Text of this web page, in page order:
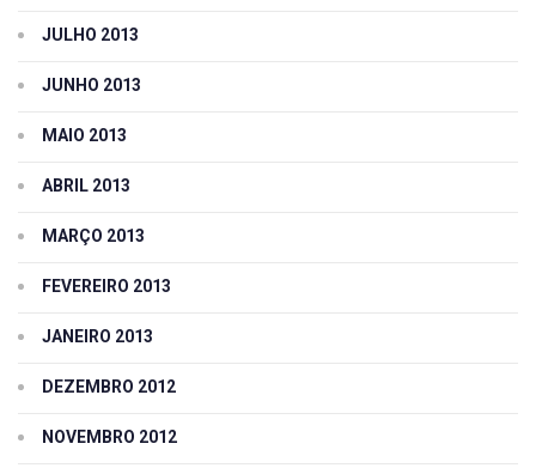
JULHO 2013
JUNHO 2013
MAIO 2013
ABRIL 2013
MARÇO 2013
FEVEREIRO 2013
JANEIRO 2013
DEZEMBRO 2012
NOVEMBRO 2012